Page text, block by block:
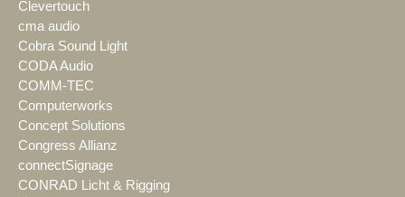
Clevertouch
cma audio
Cobra Sound Light
CODA Audio
COMM-TEC
Computerworks
Concept Solutions
Congress Allianz
connectSignage
CONRAD Licht & Rigging